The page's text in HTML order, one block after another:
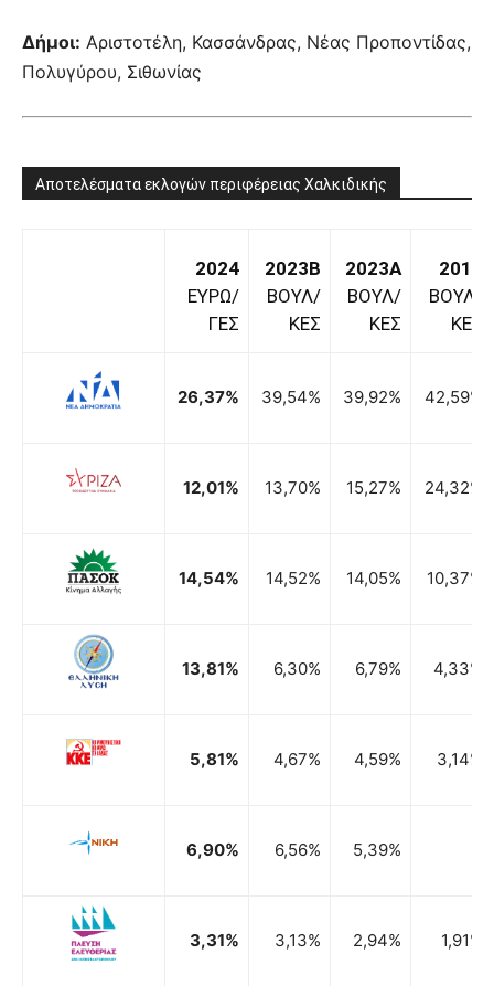
Δήμοι: Αριστοτέλη, Κασσάνδρας, Νέας Προποντίδας,
Πολυγύρου, Σιθωνίας
Αποτελέσματα εκλογών περιφέρειας Χαλκιδικής
2024
ΕΥΡΩ/
ΓΕΣ
2023B
ΒΟΥΛ/
ΚΕΣ
2023A
ΒΟΥΛ/
ΚΕΣ
2019
ΒΟΥΛ/
ΚΕΣ
26,37% 39,54% 39,92% 42,59%
12,01% 13,70% 15,27% 24,32%
14,54% 14,52% 14,05% 10,37%
13,81% 6,30% 6,79% 4,33%
5,81% 4,67% 4,59% 3,14%
6,90% 6,56% 5,39%
3,31% 3,13% 2,94% 1,91%